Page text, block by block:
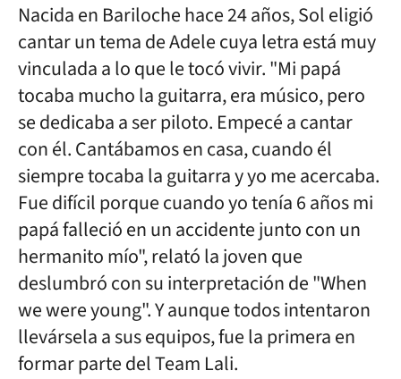
Nacida en Bariloche hace 24 años, Sol eligió
cantar un tema de Adele cuya letra está muy
vinculada a lo que le tocó vivir. "Mi papá
tocaba mucho la guitarra, era músico, pero
se dedicaba a ser piloto. Empecé a cantar
con él. Cantábamos en casa, cuando él
siempre tocaba la guitarra y yo me acercaba.
Fue difícil porque cuando yo tenía 6 años mi
papá falleció en un accidente junto con un
hermanito mío", relató la joven que
deslumbró con su interpretación de "When
we were young". Y aunque todos intentaron
llevársela a sus equipos, fue la primera en
formar parte del Team Lali.